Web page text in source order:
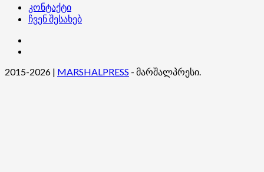
კონტაქტი
ჩვენ შესახებ
2015-2026 | MARSHALPRESS - მარშალპრესი.